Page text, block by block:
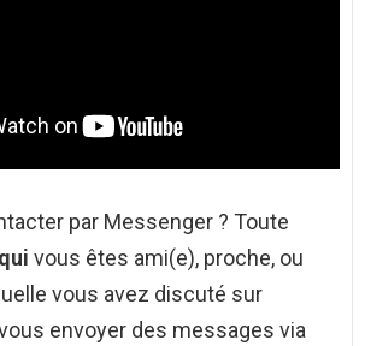
par Messenger ? Toute
qui vous êtes ami(e), proche, ou
vous avez discuté sur
envoyer des messages via